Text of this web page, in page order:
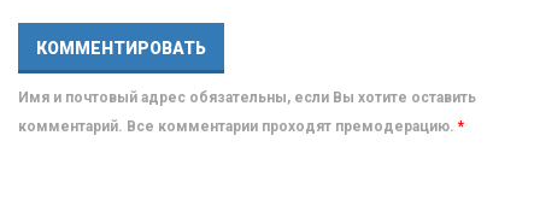
Имя и почтовый адрес обязательны, если Вы хотите оставить
комментарий. Все комментарии проходят премодерацию. *